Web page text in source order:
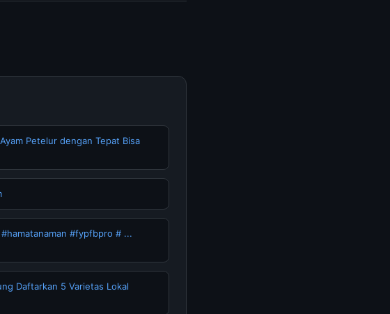
Petelur dengan Tepat Bisa
#fypfbpro # ...
Daftarkan 5 Varietas Lokal